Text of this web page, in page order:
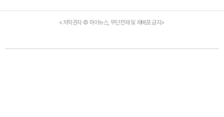
<저작권자 © 하이뉴스, 무단전재 및 재배포 금지>